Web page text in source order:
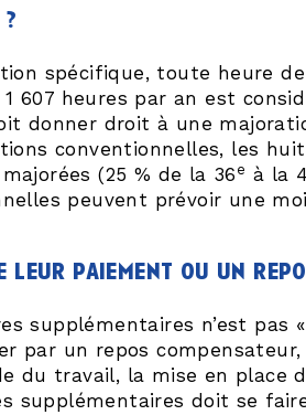
spécifique, toute heure
607 heures par an est
donner droit à une
conventionnelles, les
(25 % de la 36e à la
peuvent prévoir une
paiement ou un
supplémentaires n’est pas
par un repos
du travail, la mise en place
supplémentaires doit se